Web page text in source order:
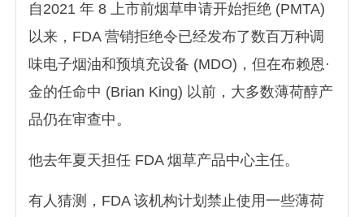
自2021 年 8 上市前烟草申请开始拒绝 (PMTA)
以来，FDA 营销拒绝令已经发布了数百万种调
味电子烟油和预填充设备 (MDO)，但在布赖恩·
金的任命中 (Brian King) 以前，大多数薄荷醇产
品仍在审查中。
他去年夏天担任 FDA 烟草产品中心主任。
有人猜测，FDA 该机构计划禁止使用一些薄荷